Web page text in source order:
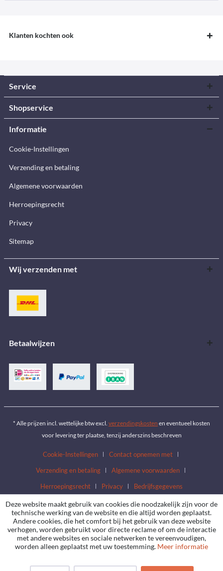
Klanten kochten ook
Service
Shopservice
Informatie
Cookie-Instellingen
Verzending en betaling
Algemene voorwaarden
Herroepingsrecht
Privacy
Sitemap
Wij verzenden met
Betaalwijzen
* Alle prijzen incl. wettelijke btw excl. verzendingskosten en eventueel kosten
voor levering ter plaatse, tenzij anderszins beschreven
Cookie-Instellingen
Contact opnemen met
Verzending en betaling
Algemene voorwaarden
Herroepingsrecht
Privacy Bedrijfsgegevens
Deze website maakt gebruik van cookies die noodzakelijk zijn voor de
technische werking van de website en die altijd worden geplaatst.
Andere cookies, die het comfort bij het gebruik van deze website
verhogen, worden gebruikt voor directe reclame of om de interactie
met andere websites en sociale netwerken te vereenvoudigen,
worden alleen geplaatst met uw toestemming. Meer informatie